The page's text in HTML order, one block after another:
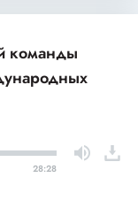
команды
28:28